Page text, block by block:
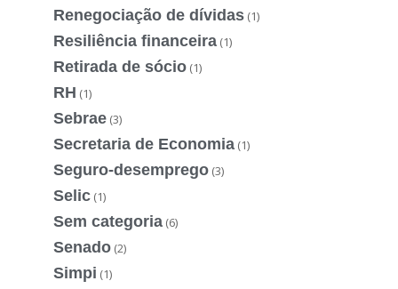
Renegociação de dívidas (1)
Resiliência financeira (1)
Retirada de sócio (1)
RH (1)
Sebrae (3)
Secretaria de Economia (1)
Seguro-desemprego (3)
Selic (1)
Sem categoria (6)
Senado (2)
Simpi (1)